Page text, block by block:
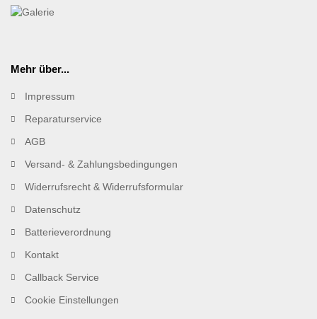
Mehr über...
Impressum
Reparaturservice
AGB
Versand- & Zahlungsbedingungen
Widerrufsrecht & Widerrufsformular
Datenschutz
Batterieverordnung
Kontakt
Callback Service
Cookie Einstellungen